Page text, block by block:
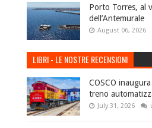
Porto Torres, al
dell’Antemurale
August 06, 2026
LIBRI - LE NOSTRE RECENSIONI
COSCO
treno
July 31, 2026